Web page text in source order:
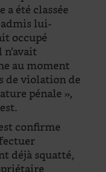
été classée
lui-
occupé
au moment
de violation de
pénale »,
confirme
déjà squatté,